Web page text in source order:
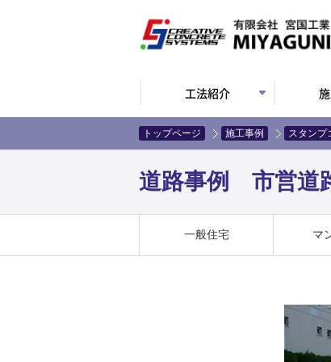
工法紹介
トップページ 施工事例 スタンプ
道路事例 市営道
一般住宅 マ